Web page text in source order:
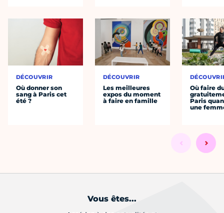
DÉCOUVRIR
Où donner son
sang à Paris cet
été ?
DÉCOUVRIR
Les meilleures
expos du moment
à faire en famille
Où faire
Paris
une
Vous êtes...